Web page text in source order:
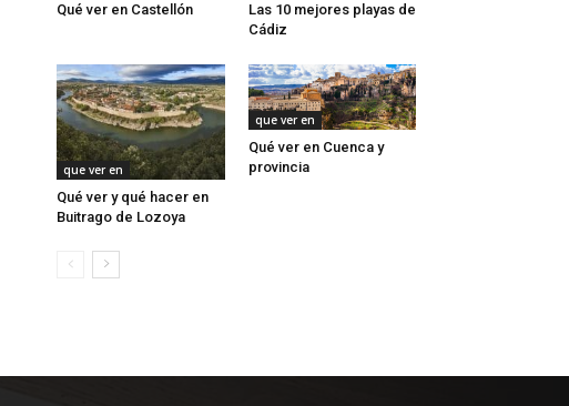
Qué ver en Castellón
Las 10 mejores playas de
Cádiz
que ver en
Qué ver y qué hacer en
Buitrago de Lozoya
que ver en
Qué ver en Cuenca y
provincia